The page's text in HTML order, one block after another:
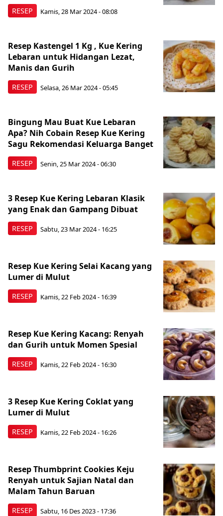
RESEP Kamis, 28 Mar 2024 - 08:08
RESEP
Resep Kastengel 1 Kg , Kue Kering
Lebaran untuk Hidangan Lezat,
Manis dan Gurih
Selasa, 26 Mar 2024 - 05:45
RESEP
Bingung Mau Buat Kue Lebaran
Apa? Nih Cobain Resep Kue Kering
Sagu Rekomendasi Keluarga Banget
Senin, 25 Mar 2024 - 06:30
RESEP
3 Resep Kue Kering Lebaran Klasik
yang Enak dan Gampang Dibuat
Sabtu, 23 Mar 2024 - 16:25
RESEP
Resep Kue Kering Selai Kacang yang
Lumer di Mulut
Kamis, 22 Feb 2024 - 16:39
RESEP
Resep Kue Kering Kacang: Renyah
dan Gurih untuk Momen Spesial
Kamis, 22 Feb 2024 - 16:30
RESEP
3 Resep Kue Kering Coklat yang
Lumer di Mulut
Kamis, 22 Feb 2024 - 16:26
RESEP
Resep Thumbprint Cookies Keju
Renyah untuk Sajian Natal dan
Malam Tahun Baruan
Sabtu, 16 Des 2023 - 17:36